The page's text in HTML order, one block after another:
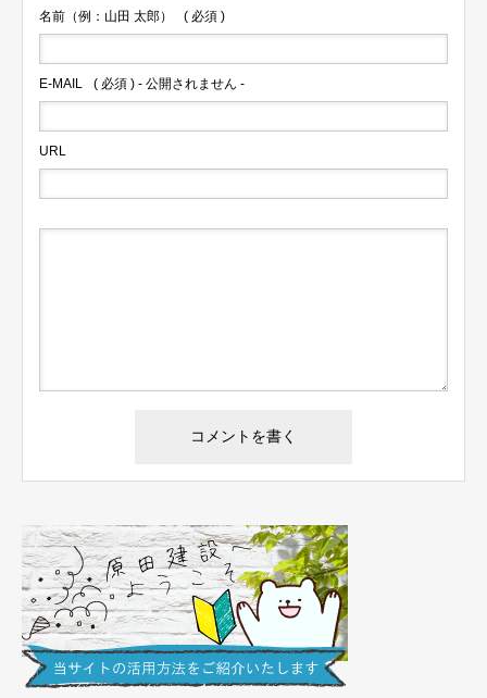
名前（例：山田 太郎） ( 必須 )
E-MAIL ( 必須 ) - 公開されません -
URL